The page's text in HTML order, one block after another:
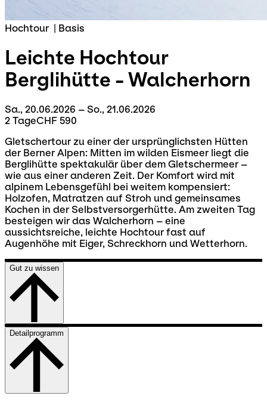
Hochtour | Basis
Leichte Hochtour
Berglihütte - Walcherhorn
Sa., 20.06.2026 – So., 21.06.2026
2 TageCHF 590
Gletschertour zu einer der ursprünglichsten Hütten
der Berner Alpen: Mitten im wilden Eismeer liegt die
Berglihütte spektakulär über dem Gletschermeer –
wie aus einer anderen Zeit. Der Komfort wird mit
alpinem Lebensgefühl bei weitem kompensiert:
Holzofen, Matratzen auf Stroh und gemeinsames
Kochen in der Selbstversorgerhütte. Am zweiten Tag
besteigen wir das Walcherhorn – eine
aussichtsreiche, leichte Hochtour fast auf
Augenhöhe mit Eiger, Schreckhorn und Wetterhorn.
Gut zu wissen
Detailprogramm